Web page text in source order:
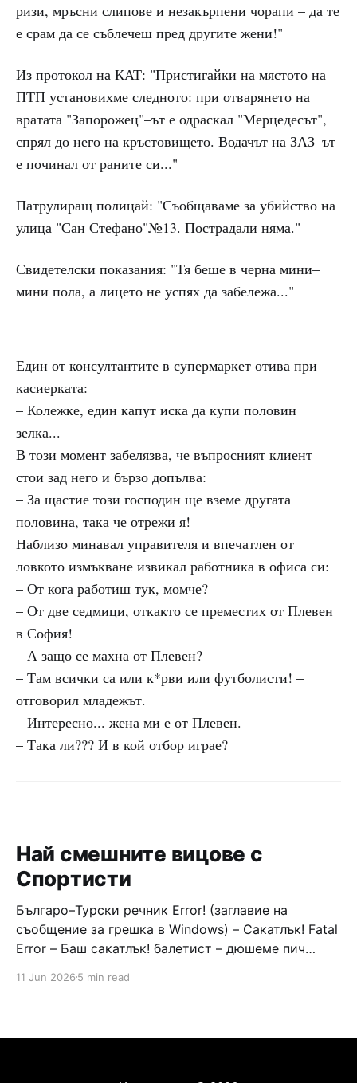
ризи, мръсни слипове и незакърпени чорапи – да те
е срам да се съблечеш пред другите жени!"
Из протокол на КАТ: "Пристигайки на мястото на
ПТП установихме следното: при отварянето на
вратата "Запорожец"–ът е одраскал "Мерцедесът",
спрял до него на кръстовището. Водачът на ЗАЗ–ът
е починал от раните си..."
Патрулиращ полицай: "Съобщаваме за убийство на
улица "Сан Стефано"№13. Пострадали няма."
Свидетелски показания: "Тя беше в черна мини–
мини пола, а лицето не успях да забележа..."
Един от консултантите в супермаркет отива при
касиерката:
– Колежке, един капут иска да купи половин
зелка...
В този момент забелязва, че въпросният клиент
стои зад него и бързо допълва:
– За щастие този господин ще вземе другата
половина, така че отрежи я!
Наблизо минавал управителя и впечатлен от
ловкото измъкване извикал работника в офиса си:
– От кога работиш тук, момче?
– От две седмици, откакто се преместих от Плевен
в София!
– А защо се махна от Плевен?
– Там всички са или к*рви или футболисти! –
отговорил младежът.
– Интересно... жена ми е от Плевен.
– Така ли??? И в кой отбор играе?
Най смешните вицове с
Спортисти
Българо–Турски речник Error! (заглавие на
съобщение за грешка в Windows) – Сакатлък! Fatal
Error – Баш сакатлък! балетист – дюшеме пич
Война и мир – Патаклама и рахатлък Cancel –
дявола – дур базик шаркан бабана сакатлък Двама
11 Jun 2026 5 min read